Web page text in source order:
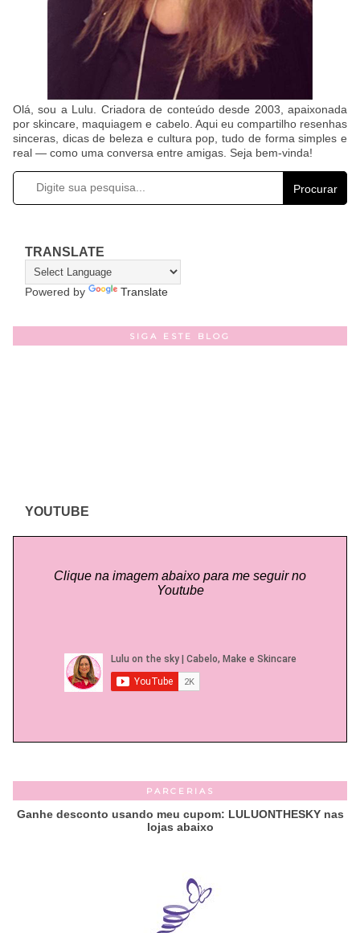
Olá, sou a Lulu. Criadora de conteúdo desde 2003, apaixonada
por skincare, maquiagem e cabelo. Aqui eu compartilho resenhas
sinceras, dicas de beleza e cultura pop, tudo de forma simples e
real — como uma conversa entre amigas. Seja bem-vinda!
Procurar
TRANSLATE
Powered by Translate
SIGA ESTE BLOG
YOUTUBE
Clique na imagem abaixo para me seguir no
Youtube
PARCERIAS
Ganhe desconto usando meu cupom: LULUONTHESKY nas
lojas abaixo